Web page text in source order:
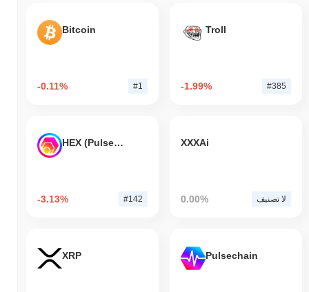
Bitcoin
-0.11% #1
Troll
-1.99% #385
HEX (Pulsechain)
-3.13% #142
XXXAi
0.00% لا تصنيف
XRP Pulsechain